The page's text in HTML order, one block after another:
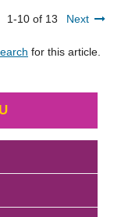
1-10 of 13 Next
for this article.